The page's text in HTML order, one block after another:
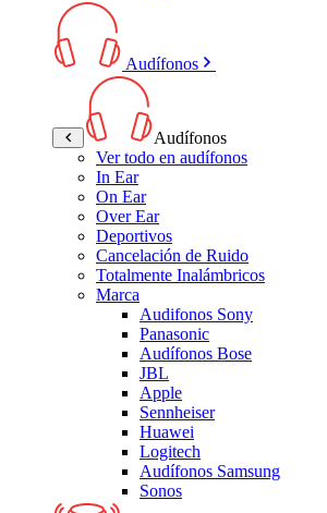
Audífonos
Audífonos
Ver todo en audífonos
In Ear
On Ear
Over Ear
Deportivos
Cancelación de Ruido
Totalmente Inalámbricos
Marca
Audifonos Sony
Panasonic
Audífonos Bose
JBL
Apple
Sennheiser
Huawei
Logitech
Audífonos Samsung
Sonos